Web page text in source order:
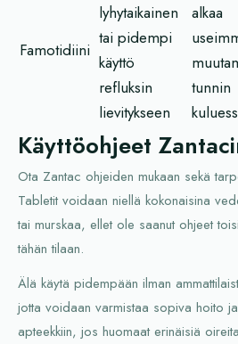
Famotidiini
lyhytaikainen
tai pidempi
käyttö
refluksin
lievitykseen
alkaa
tunnin
Käyttöohjeet
Ota Zantac ohjeiden mukaan sekä
Tabletit voidaan niellä kokonaisina
tai murskaa, ellet ole saanut ohjeet
tähän tilaan.
Älä käytä pidempään ilman
jotta voidaan varmistaa sopiva hoito
apteekkiin, jos huomaat erinäisiä